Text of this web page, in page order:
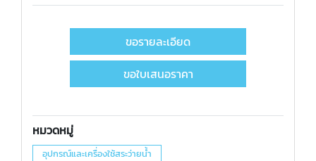
ขอรายละเอียด
ขอใบเสนอราคา
หมวดหมู่
อุปกรณ์และเครื่องใช้สระว่ายน้ำ